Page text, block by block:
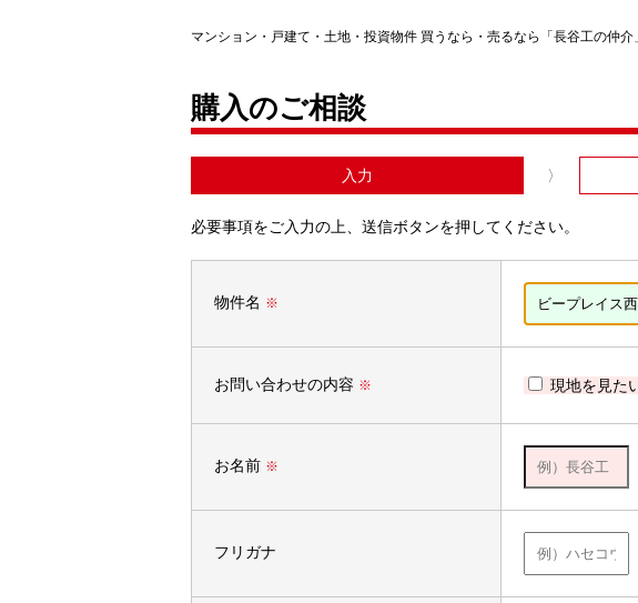
マンション・戸建て・土地・投資物件 買うなら・売るなら「長谷工の仲介」
購入のご相談
入力
必要事項をご入力の上、送信ボタンを押してください。
物件名 ※
お問い合わせの内容 ※ 現地を見た
お名前 ※
フリガナ